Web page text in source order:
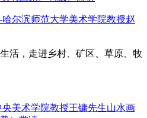
尔滨师范大学美术学院教授赵
活，走进乡村、矿区、草原、牧